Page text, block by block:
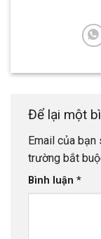
Để lại một
Email của
trường bắt
Bình luận *